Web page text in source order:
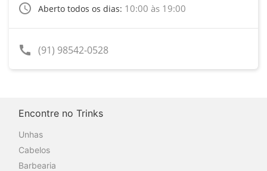
access_time Aberto todos os dias: 10:00 às 19:00
call (91) 98542-0528
Encontre no Trinks
Unhas
Cabelos
Barbearia